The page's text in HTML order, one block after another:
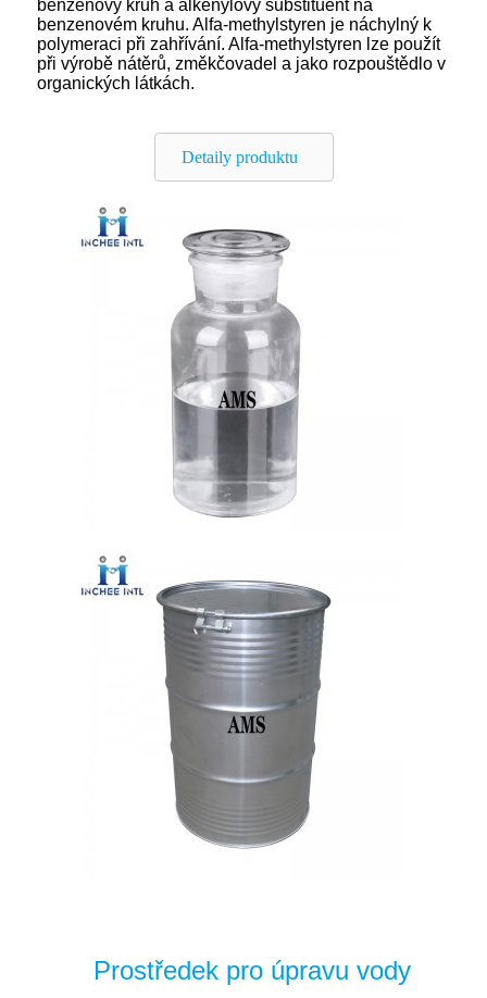
benzenový kruh a alkenylový substituent na
benzenovém kruhu. Alfa-methylstyren je náchylný k
polymeraci při zahřívání. Alfa-methylstyren lze použít
při výrobě nátěrů, změkčovadel a jako rozpouštědlo v
organických látkách.
Detaily produktu
Prostředek pro úpravu vody